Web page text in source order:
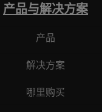
产品与解决方案
产品
解决方案
哪里购买